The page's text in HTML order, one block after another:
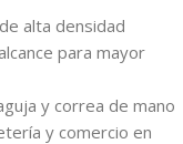
alta densidad
para mayor
y correa de mano
y comercio en